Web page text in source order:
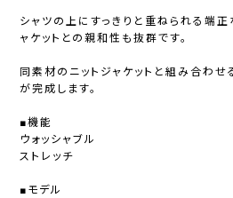
シャツの上にすっきりと重ねられる端正
ャケットとの親和性も抜群です。
同素材のニットジャケットと組み合わせ
が完成します。
■機能
ウォッシャブル
ストレッチ
■モデル